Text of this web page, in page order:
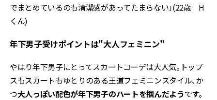
でまとめているのも清潔感があってたまらない」(22歳 H
くん)
年下男子受けポイントは"大人フェミニン"
やはり年下男子にとってスカートコーデは大人気。トップ
スもスカートもゆとりのある王道フェミニンスタイル、か
つ大人っぽい配色が年下男子のハートを掴んだようです。